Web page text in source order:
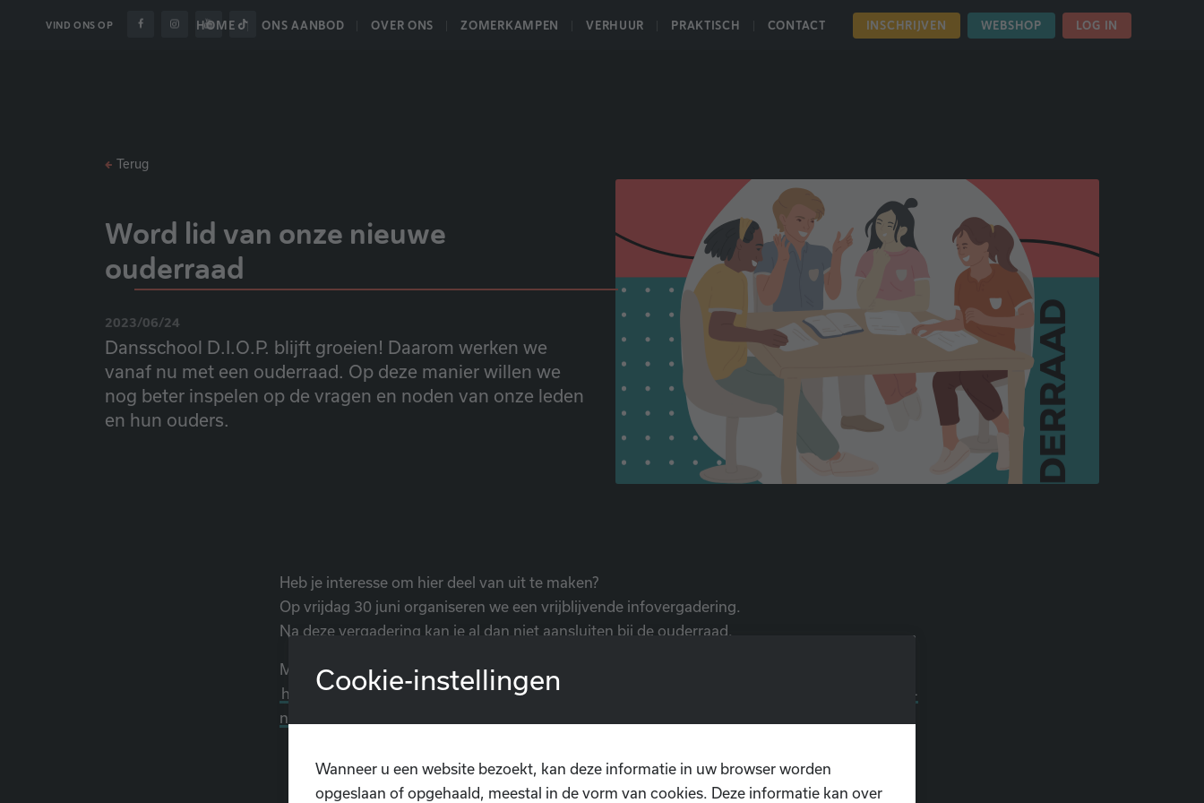
VIND ONS OP HOME ONS AANBOD OVER ONS ZOMERKAMPEN VERHUUR PRAKTISCH CONTACT INSCHRIJVEN WEBSHOP LOG IN
HOME OVER ONS NIEUWS WORD LID VAN ONZE NIEUWE OUDERRAAD
Word lid van onze nieuwe
ouderraad
2023/06/24
Dansschool D.I.O.P. blijft groeien! Daarom werken we
vanaf nu met een ouderraad. Op deze manier willen we
nog beter inspelen op de vragen en noden van onze leden
en hun ouders.
Terug
Heb je interesse om hier deel van uit te maken?
Op vrijdag 30 juni organiseren we een vrijblijvende infovergadering.
Na deze vergadering kan je al dan niet aansluiten bij de ouderraad.
Meld je aan voor de infovergadering via volgende link:
https://docs.google.com/forms/d/e/1FAIpQLSdr2WC0NOXHUvRJnAHTuy3rQO9Jt64o93m-
nrcO3YZh9Yc2Lw/viewform?usp=send_form
Cookie-instellingen
Wanneer u een website bezoekt, kan deze informatie in uw browser worden
opgeslaan of opgehaald, meestal in de vorm van cookies. Deze informatie kan over